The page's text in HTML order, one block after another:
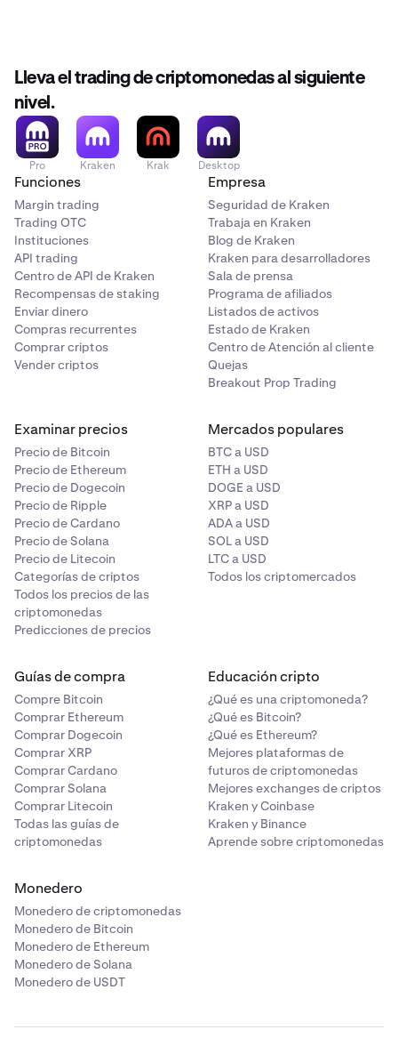
Lleva el trading de criptomonedas al siguiente
nivel.
Pro Kraken Krak Desktop
Funciones
Margin trading
Trading OTC
Instituciones
API trading
Centro de API de Kraken
Recompensas de staking
Enviar dinero
Compras recurrentes
Comprar criptos
Vender criptos
Empresa
Seguridad de Kraken
Trabaja en Kraken
Blog de Kraken
Kraken para desarrolladores
Sala de prensa
Programa de afiliados
Listados de activos
Estado de Kraken
Centro de Atención al cliente
Quejas
Breakout Prop Trading
Examinar precios
Precio de Bitcoin
Precio de Ethereum
Precio de Dogecoin
Precio de Ripple
Precio de Cardano
Precio de Solana
Precio de Litecoin
Categorías de criptos
Todos los precios de las
criptomonedas
Predicciones de precios
Mercados populares
BTC a USD
ETH a USD
DOGE a USD
XRP a USD
ADA a USD
SOL a USD
LTC a USD
Todos los criptomercados
Guías de compra
Compre Bitcoin
Comprar Ethereum
Comprar Dogecoin
Comprar XRP
Comprar Cardano
Comprar Solana
Comprar Litecoin
Todas las guías de
criptomonedas
Educación cripto
¿Qué es una criptomoneda?
¿Qué es Bitcoin?
¿Qué es Ethereum?
Mejores plataformas de
futuros de criptomonedas
Mejores exchanges de criptos
Kraken y Coinbase
Kraken y Binance
Aprende sobre criptomonedas
Monedero
Monedero de criptomonedas
Monedero de Bitcoin
Monedero de Ethereum
Monedero de Solana
Monedero de USDT